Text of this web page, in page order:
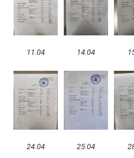
11.04 14.04
24.04 25.04